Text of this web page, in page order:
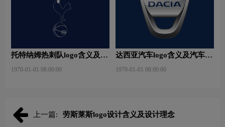
托特纳姆热刺队logo含义及运
1970-01-01 08:00:00
达西亚汽车logo含义及汽车品
1970-01-01 08:00:00
上一篇: 劳斯莱斯logo设计含义及设计理念